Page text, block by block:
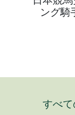
ング騎
すべて